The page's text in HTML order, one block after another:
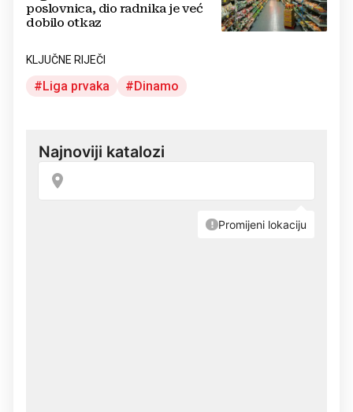
poslovnica, dio radnika je već
dobilo otkaz
KLJUČNE RIJEČI
Liga prvaka Dinamo